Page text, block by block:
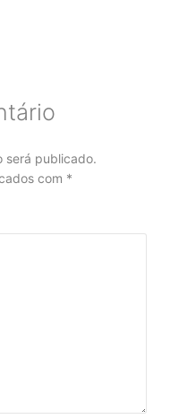
será publicado.
com *